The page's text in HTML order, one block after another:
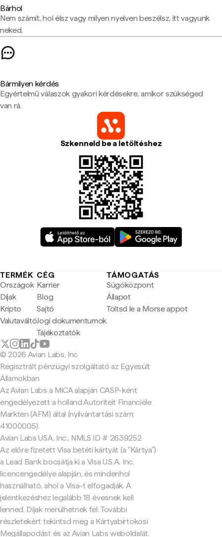
Bárhol
Nem számít, hol élsz vagy milyen nyelven beszélsz, itt vagyunk
neked.
Bármilyen kérdés
Egyértelmű válaszok gyakori kérdésekre, amikor szükséged
van rá.
Szkenneld be a letöltéshez
TERMÉK
Országok
Díjak
Kripto
Valutaváltó
CÉG
Karrier
Blog
Sajtó
Jogi dokumentumok
Tájékoztatók
TÁMOGATÁS
Súgóközpont
Állapot
Töltsd le a Morse appot
© 2026 Avian Labs, Inc
Regisztrált pénzügyi szolgáltató az Egyesült
Államokban
Az Avian Labs a MiCA alapján CASP-ként
engedélyezett a holland Autoriteit Financiële
Markten (AFM) által (nyilvántartási szám:
41000005).
Avian Labs USA, Inc., NMLS ID # 2639252
Az előre fizetett Visa betéti kártyát (a "Kártya")
a Lead Bank bocsátja ki a Visa U.S.A. Inc.
licencengedélye alapján, és mindenhol
használható, ahol a Visa-t elfogadják. A
jelentkezéshez legalább 18 évesnek kell
lenned. Díjak merülhetnek fel. További
részletekért tekintsd meg a Kártyabirtokosi
Megállapodást és az Avian Labs weboldalát.